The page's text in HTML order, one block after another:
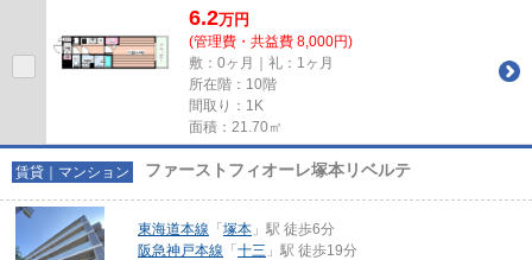
6.2万円
(管理費・共益費 8,000円)
敷：0ヶ月｜礼：1ヶ月
所在階：10階
間取り：1K
面積：21.70㎡
賃貸｜マンション ファーストフィオーレ塚本リベルテ
東海道本線 「 塚本 」駅 徒歩6分
阪急神戸本線 「 十三 」駅 徒歩19分